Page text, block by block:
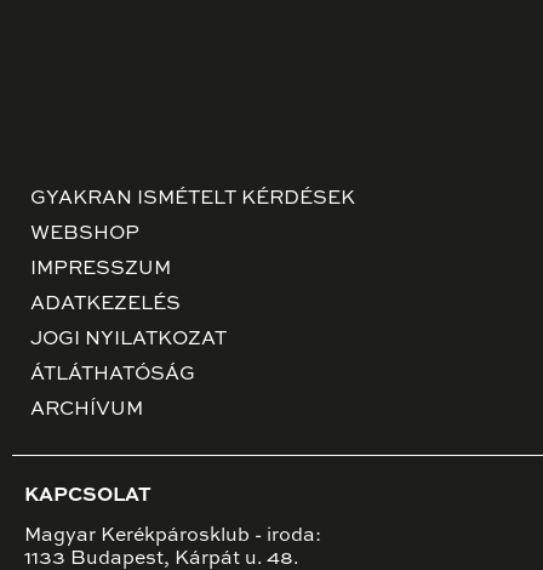
GYAKRAN ISMÉTELT KÉRDÉSEK
WEBSHOP
IMPRESSZUM
ADATKEZELÉS
JOGI NYILATKOZAT
ÁTLÁTHATÓSÁG
ARCHÍVUM
KAPCSOLAT
Magyar Kerékpárosklub - iroda:
1133 Budapest, Kárpát u. 48.